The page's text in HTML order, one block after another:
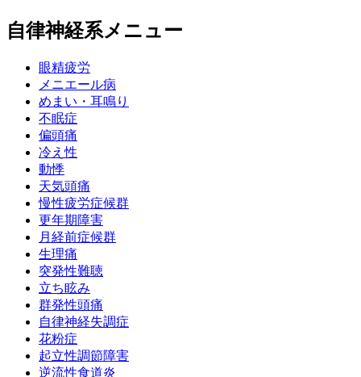
自律神経系メニュー
眼精疲労
メニエール病
めまい・耳鳴り
不眠症
偏頭痛
冷え性
動悸
天気頭痛
慢性疲労症候群
更年期障害
月経前症候群
生理痛
突発性難聴
立ち眩み
群発性頭痛
自律神経失調症
花粉症
起立性調節障害
逆流性食道炎